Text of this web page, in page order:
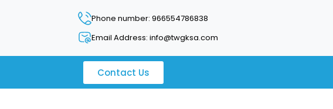
Phone number: 966554786838
Email Address: info@twgksa.com
Contact Us